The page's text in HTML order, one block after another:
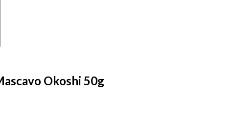
Okoshi 50g